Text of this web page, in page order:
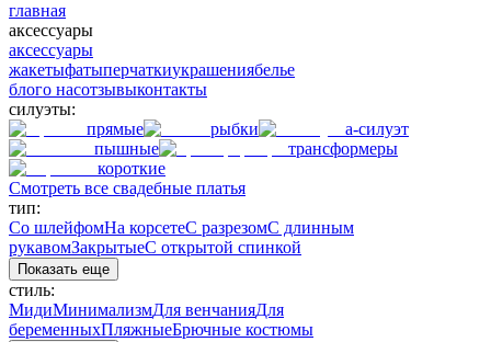
главная
аксессуары
аксессуары
жакетыфатыперчаткиукрашениябелье
блого насотзывыконтакты
силуэты:
прямые
рыбки
а-силуэт
пышные
трансформеры
короткие
Смотреть все свадебные платья
тип:
Со шлейфомНа корсетеС разрезомС длинным
рукавомЗакрытыеС открытой спинкой
Показать еще
стиль:
МидиМинимализмДля венчанияДля
беременныхПляжныеБрючные костюмы